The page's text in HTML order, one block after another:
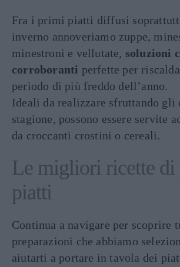
Fra i primi piatti diffusi
inverno annoveriamo zuppe,
minestroni e vellutate, soluzioni
corroboranti perfette per
periodo di più freddo dell’anno.
Ideali da realizzare sfruttando gli
stagione, possono essere servite
da croccanti crostini o cereali.
Le migliori ricette
piatti
Continua a navigare per scoprire
preparazioni che abbiamo
aiutarti a portare in tavola dei